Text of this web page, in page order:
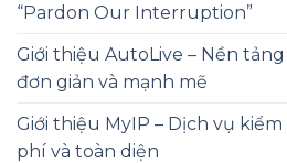
“Pardon Our Interruption”
Giới thiệu AutoLive – Nền
đơn giản và mạnh mẽ
Giới thiệu MyIP – Dịch vụ
phí và toàn diện